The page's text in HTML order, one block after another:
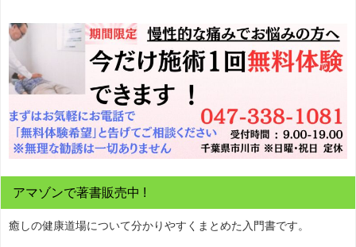
アマゾンで著書販売中 !
癒しの健康道場について分かりやすくまとめた入門書です。